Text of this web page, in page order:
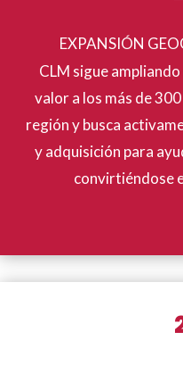
EXPANSIÓN
CLM sigue
valor a los más de
región y busca
y adquisición para
convirtiéndose